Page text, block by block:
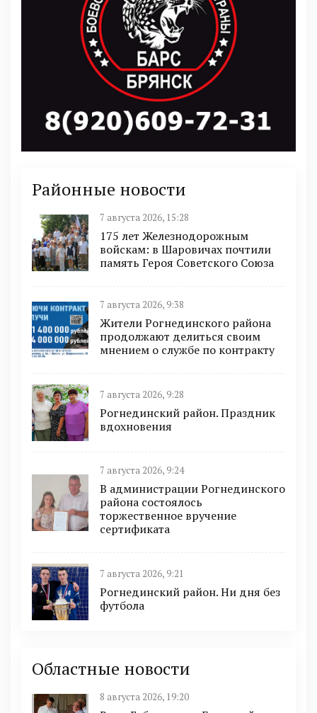
Районные новости
7 августа 2026, 15:28
175 лет Железнодорожным
войскам: в Шаровичах почтили
память Героя Советского Союза
7 августа 2026, 9:38
Жители Рогнединского района
продолжают делиться своим
мнением о службе по контракту
7 августа 2026, 9:28
Рогнединский район. Праздник
вдохновения
7 августа 2026, 9:24
В администрации Рогнединского
района состоялось
торжественное вручение
сертификата
7 августа 2026, 9:21
Рогнединский район. Ни дня без
футбола
Областные новости
8 августа 2026, 19:20